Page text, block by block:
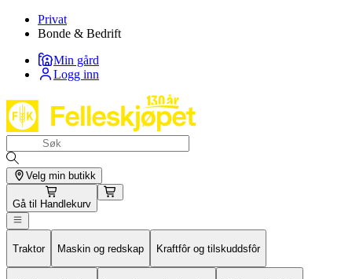
Privat
Bonde & Bedrift
Min gård
Logg inn
Velg min butikk
Gå til Handlekurv
Traktor Maskin og redskap Kraftfôr og tilskuddsfôr